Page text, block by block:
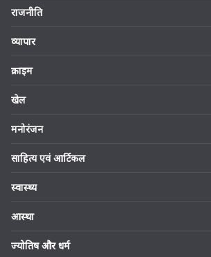
राजनीति
व्यापार
क्राइम
खेल
मनोरंजन
साहित्य एवं आर्टिकल
स्वास्थ्य
आस्था
ज्योतिष और धर्म